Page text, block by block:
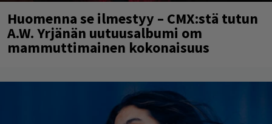
Huomenna se ilmestyy – CMX:stä tutun
A.W. Yrjänän uutuusalbumi om
mammuttimainen kokonaisuus